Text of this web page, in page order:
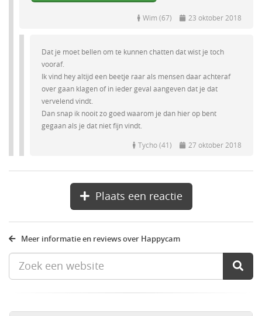
Wim (67) 23 oktober 2018
Dat je moet bellen om te kunnen chatten dat wist je toch
vooraf.
Ik vind hey altijd een beetje raar als mensen daar achteraf
over gaan klagen of in ieder geval aangeven dat je dat
vervelend vindt.
Dan snap ik nooit zo goed waarom je dan hier op bent
gegaan als je dat niet fijn vindt.
Tycho (41) 27 oktober 2018
Plaats een reactie
Meer informatie en reviews over Happycam